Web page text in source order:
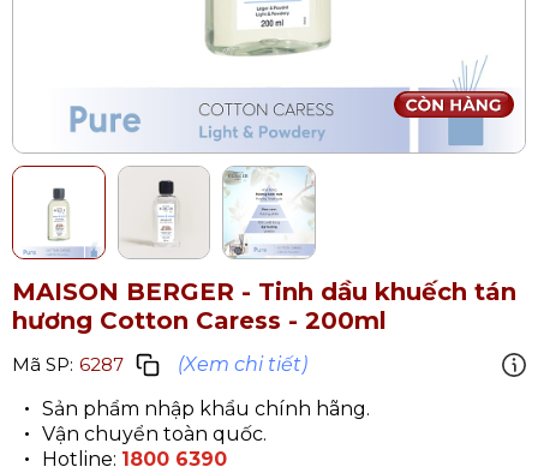
MAISON BERGER - Tinh dầu khuếch tán
hương Cotton Caress - 200ml
Mã SP: 6287
(Xem chi tiết)
Sản phẩm nhập khẩu chính hãng.
Vận chuyển toàn quốc.
Hotline: 1800 6390